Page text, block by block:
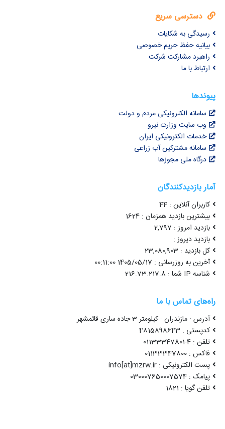
دسترسی سریع
رسیدگی به شکایات
بیانیه حفظ حریم خصوصی
راهبرد مشارکت شرکت
ارتباط با ما
پیوندها
سامانه الکترونیکی مردم و دولت
وب سایت وزارت نیرو
خدمات الکترونیکی ایران
سامانه مشترکین آب زراعی
درگاه ملی مجوزها
آمار بازدیدکنندگان
کاربران آنلاین : 44
بیشترین بازدید همزمان : 1624
بازدید امروز : 2,797
بازدید دیروز :
کل بازدید : 23,080,903
آخرین به روزرسانی : 1405/05/17 00:11:00
شناسه IP شما : 216.73.217.8
راه‌های تماس با ما
آدرس : مازندران - کیلومتر 3 جاده ساری قائمشهر
کدپستی : 4815898643
تلفن : 4-01133347801
فاکس : 01133347800
پست الکترونیکی : info[at]mzrw.ir
پیامک : 030007650007574
تلفن گویا : 1821